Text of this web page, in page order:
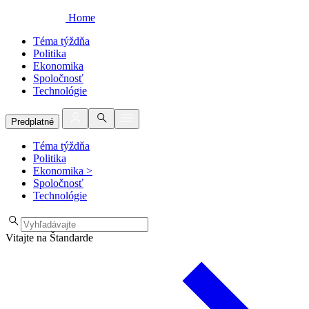
Home
Téma týždňa
Politika
Ekonomika
Spoločnosť
Technológie
Predplatné
Téma týždňa
Politika
Ekonomika >
Spoločnosť
Technológie
Vitajte na Štandarde